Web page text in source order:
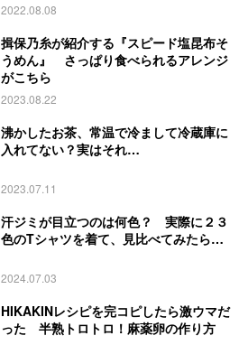
2022.08.08
揖保乃糸が紹介する『スピード塩昆布そ
うめん』 さっぱり食べられるアレンジ
がこちら
2023.08.22
沸かしたお茶、常温で冷まして冷蔵庫に
入れてない？実はそれ…
2023.07.11
汗ジミが目立つのは何色？ 実際に２３
色のTシャツを着て、見比べてみたら…
2024.07.03
HIKAKINレシピを完コピしたら激ウマだ
った 半熟トロトロ！麻薬卵の作り方